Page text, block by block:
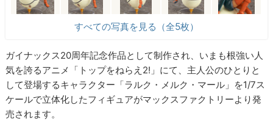
すべての写真を見る（全5枚）
ガイナックス20周年記念作品として制作され、いまも根強い人
気を誇るアニメ「トップをねらえ2!」にて、主人公のひとりと
して登場するキャラクター「ラルク・メルク・マール」を1/7ス
ケールで立体化したフィギュアがマックスファクトリーより発
売されます。